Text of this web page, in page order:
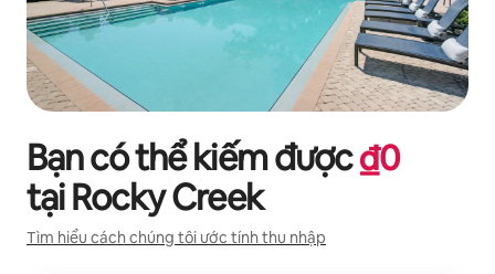
Bạn có thể kiếm được₫0
tạiRocky Creek
Tìm hiểu cách chúng tôi ước tính thu nhập